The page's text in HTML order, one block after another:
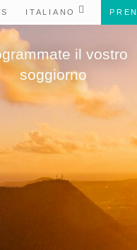
il vostro
soggiorno